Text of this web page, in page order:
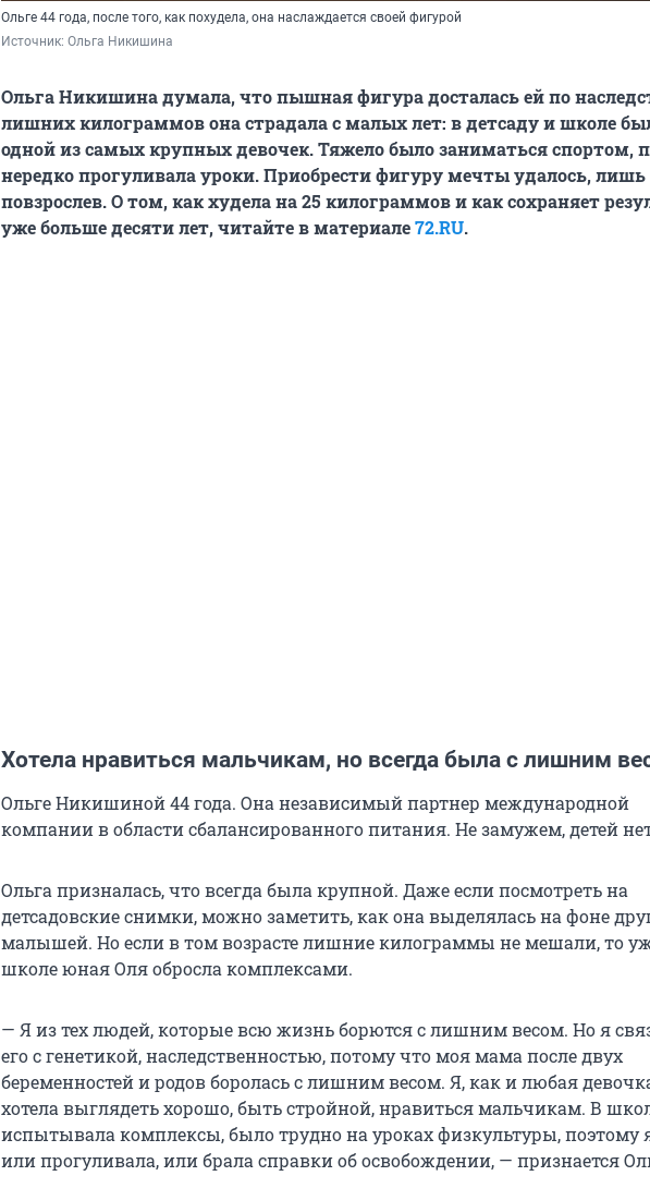
Ольге 44 года, после того, как похудела, она наслаждается своей фигурой
Источник: Ольга Никишина
Ольга Никишина думала, что пышная фигура досталась ей по
лишних килограммов она страдала с малых лет: в детсаду и школе
одной из самых крупных девочек. Тяжело было заниматься спортом,
нередко прогуливала уроки. Приобрести фигуру мечты удалось, лишь
повзрослев. О том, как худела на 25 килограммов и как сохраняет
уже больше десяти лет, читайте в материале72.RU.
Хотела нравиться мальчикам, но всегда была с лишним
Ольге Никишиной 44 года. Она независимый партнер международной
компании в области сбалансированного питания. Не замужем, детей
Ольга призналась, что всегда была крупной. Даже если посмотреть на
детсадовские снимки, можно заметить, как она выделялась на фоне
малышей. Но если в том возрасте лишние килограммы не мешали, то
школе юная Оля обросла комплексами.
— Я из тех людей, которые всю жизнь борются с лишним весом. Но я
его с генетикой, наследственностью, потому что моя мама после двух
беременностей и родов боролась с лишним весом. Я, как и любая
хотела выглядеть хорошо, быть стройной, нравиться мальчикам. В
испытывала комплексы, было трудно на уроках физкультуры, поэтому
или прогуливала, или брала справки об освобождении, — признается